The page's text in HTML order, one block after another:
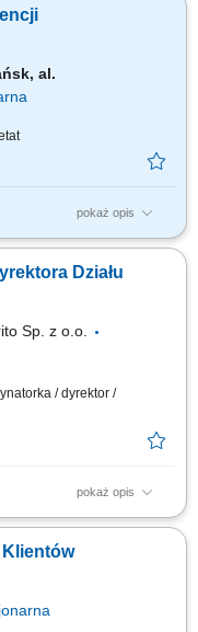
al.
pokaż opis
i zarządzanie
budowanie portfela
wsparcia
Działu
Sp. z o.o.
/ dyrektor /
pokaż opis
strategii sprzedaży B2C,
polityk
promocji).
Klientów